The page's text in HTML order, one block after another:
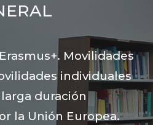
Movilidades
individuales
duración
la Unión Europea.